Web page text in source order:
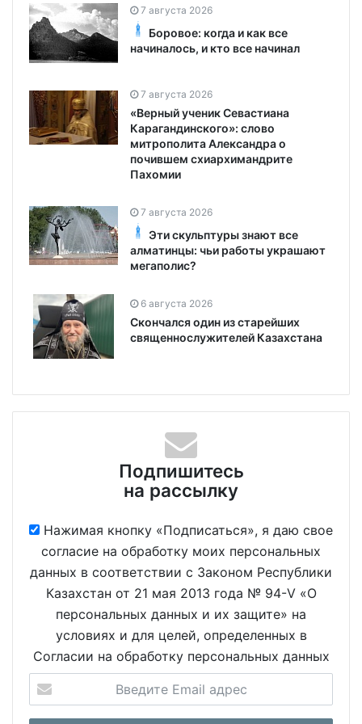
7 августа 2026
Боровое: когда и как все
начиналось, и кто все начинал
7 августа 2026
«Верный ученик Севастиана
Карагандинского»: слово
митрополита Александра о
почившем схиархимандрите
Пахомии
7 августа 2026
Эти скульптуры знают все
алматинцы: чьи работы украшают
мегаполис?
6 августа 2026
Скончался один из старейших
священнослужителей Казахстана
Подпишитесь
на рассылку
Нажимая кнопку «Подписаться», я даю свое
согласие на обработку моих персональных
данных в соответствии с Законом Республики
Казахстан от 21 мая 2013 года № 94-V «О
персональных данных и их защите» на
условиях и для целей, определенных в
Согласии на обработку персональных данных